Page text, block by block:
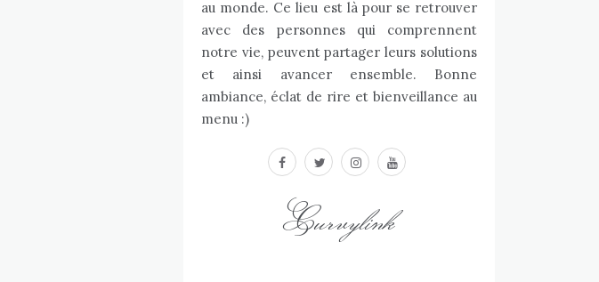
au monde. Ce lieu est là pour se retrouver
avec des personnes qui comprennent
notre vie, peuvent partager leurs solutions
et ainsi avancer ensemble. Bonne
ambiance, éclat de rire et bienveillance au
menu :)
facebooktwitterinstagram
youtube
Curvylink